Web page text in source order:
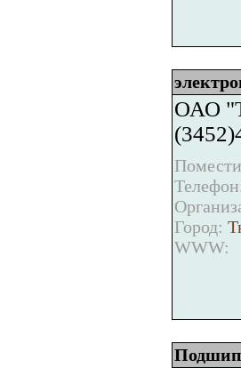
ОАО
Город:
WWW: